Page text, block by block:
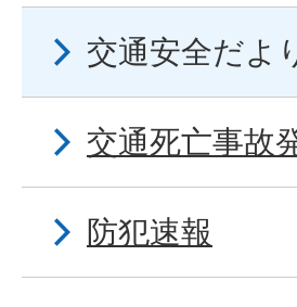
交通安全だよ
交通死亡事故
防犯速報